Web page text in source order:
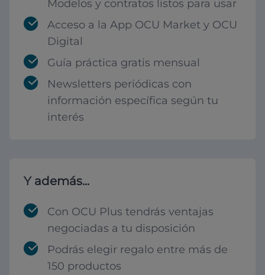
Modelos y contratos listos para usar
Acceso a la App OCU Market y OCU
Digital
Guía práctica gratis mensual
Newsletters periódicas con
información específica según tu
interés
Y además...
Con OCU Plus tendrás ventajas
negociadas a tu disposición
Podrás elegir regalo entre más de
150 productos